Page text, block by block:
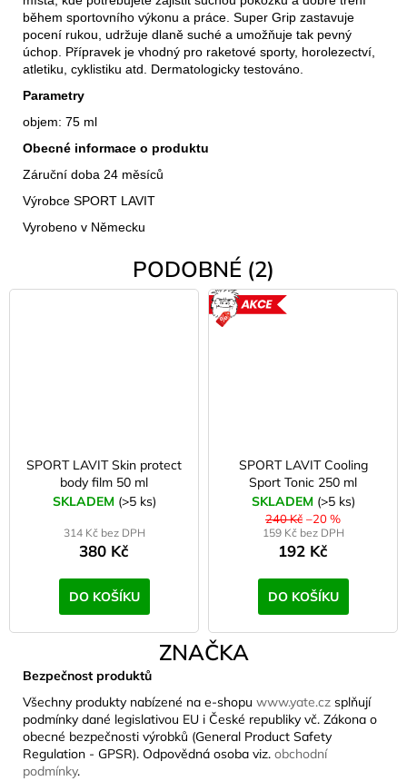
během sportovního výkonu a práce. Super Grip zastavuje
pocení rukou, udržuje dlaně suché a umožňuje tak pevný
úchop. Přípravek je vhodný pro raketové sporty, horolezectví,
atletiku, cyklistiku atd. Dermatologicky testováno.
Parametry
objem: 75 ml
Obecné informace o produktu
Záruční doba 24 měsíců
Výrobce SPORT LAVIT
Vyrobeno v Německu
PODOBNÉ (2)
SPORT LAVIT Skin protect
body film 50 ml
SKLADEM (>5 ks)
314 Kč bez DPH
380 Kč
DO KOŠÍKU
SPORT LAVIT Cooling
Sport Tonic 250 ml
SKLADEM (>5 ks)
240 Kč –20 %
159 Kč bez DPH
192 Kč
DO KOŠÍKU
ZNAČKA
Bezpečnost produktů
Všechny produkty nabízené na e-shopu www.yate.cz splňují
podmínky dané legislativou EU i České republiky vč. Zákona o
obecné bezpečnosti výrobků (General Product Safety
Regulation - GPSR). Odpovědná osoba viz. obchodní
podmínky.
CARNOSPORT
GEL
100
Kč